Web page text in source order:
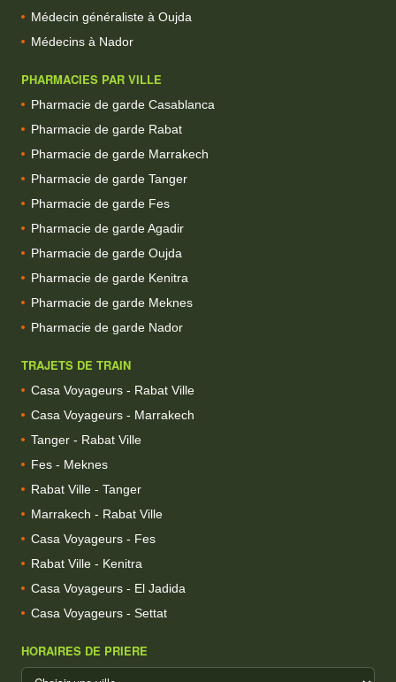
Médecin généraliste à Oujda
Médecins à Nador
PHARMACIES PAR VILLE
Pharmacie de garde Casablanca
Pharmacie de garde Rabat
Pharmacie de garde Marrakech
Pharmacie de garde Tanger
Pharmacie de garde Fes
Pharmacie de garde Agadir
Pharmacie de garde Oujda
Pharmacie de garde Kenitra
Pharmacie de garde Meknes
Pharmacie de garde Nador
TRAJETS DE TRAIN
Casa Voyageurs - Rabat Ville
Casa Voyageurs - Marrakech
Tanger - Rabat Ville
Fes - Meknes
Rabat Ville - Tanger
Marrakech - Rabat Ville
Casa Voyageurs - Fes
Rabat Ville - Kenitra
Casa Voyageurs - El Jadida
Casa Voyageurs - Settat
HORAIRES DE PRIERE